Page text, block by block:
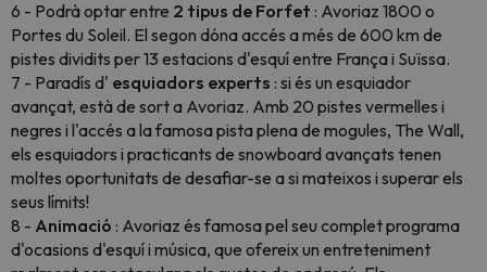
6 - Podrà optar entre 2 tipus de Forfet : Avoriaz 1800 o
Portes du Soleil. El segon dóna accés a més de 600 km de
pistes dividits per 13 estacions d'esquí entre França i Suïssa.
7 - Paradís d' esquiadors experts : si és un esquiador
avançat, està de sort a Avoriaz. Amb 20 pistes vermelles i
negres i l'accés a la famosa pista plena de mogules, The Wall,
els esquiadors i practicants de snowboard avançats tenen
moltes oportunitats de desafiar-se a si mateixos i superar els
seus límits!
8 - Animació : Avoriaz és famosa pel seu complet programa
d'ocasions d'esquí i música, que ofereix un entreteniment